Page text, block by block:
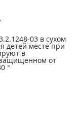
03 в сухом
детей месте при
в
защищенном от
°